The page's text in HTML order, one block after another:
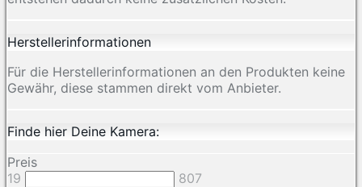
Herstellerinformationen
Für die Herstellerinformationen an den Produkten keine
Gewähr, diese stammen direkt vom Anbieter.
Finde hier Deine Kamera:
Preis
19
807